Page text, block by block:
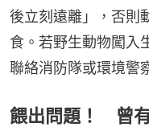
後立刻遠離」，否則
食。若野生動物闖入
聯絡消防隊或環境警
餵出問題！ 曾